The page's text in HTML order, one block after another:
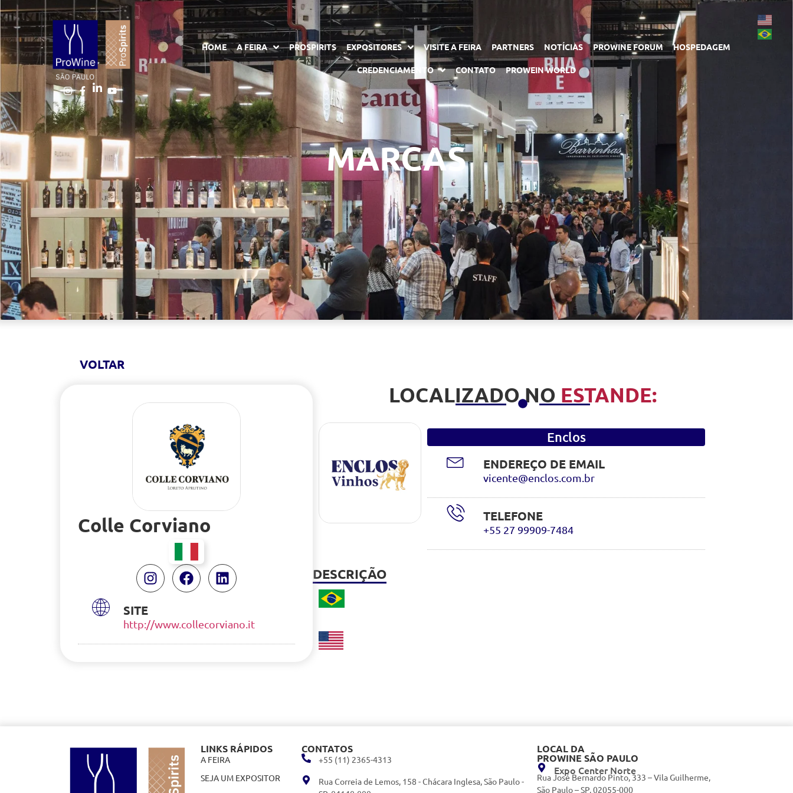
HOME A FEIRA PROSPIRITS EXPOSITORES VISITE A FEIRA PARTNERS NOTÍCIAS PROWINE FORUM HOSPEDAGEM
CREDENCIAMENTO CONTATO PROWEIN WORLD
MARCAS
VOLTAR
LOCALIZADO NO ESTANDE:
Enclos
ENDEREÇO DE EMAIL
vicente@enclos.com.br
TELEFONE
+55 27 99909-7484
DESCRIÇÃO
Colle Corviano
SITE
http://www.collecorviano.it
LINKS RÁPIDOS
A FEIRA
SEJA UM EXPOSITOR
+55 (11) 2365-4313
Rua Correia de Lemos, 158 - Chácara Inglesa, São Paulo -
CONTATOS LOCAL DA
PROWINE SÃO PAULO
Expo Center Norte
Rua José Bernardo Pinto, 333 – Vila Guilherme,
São Paulo – SP, 02055-000